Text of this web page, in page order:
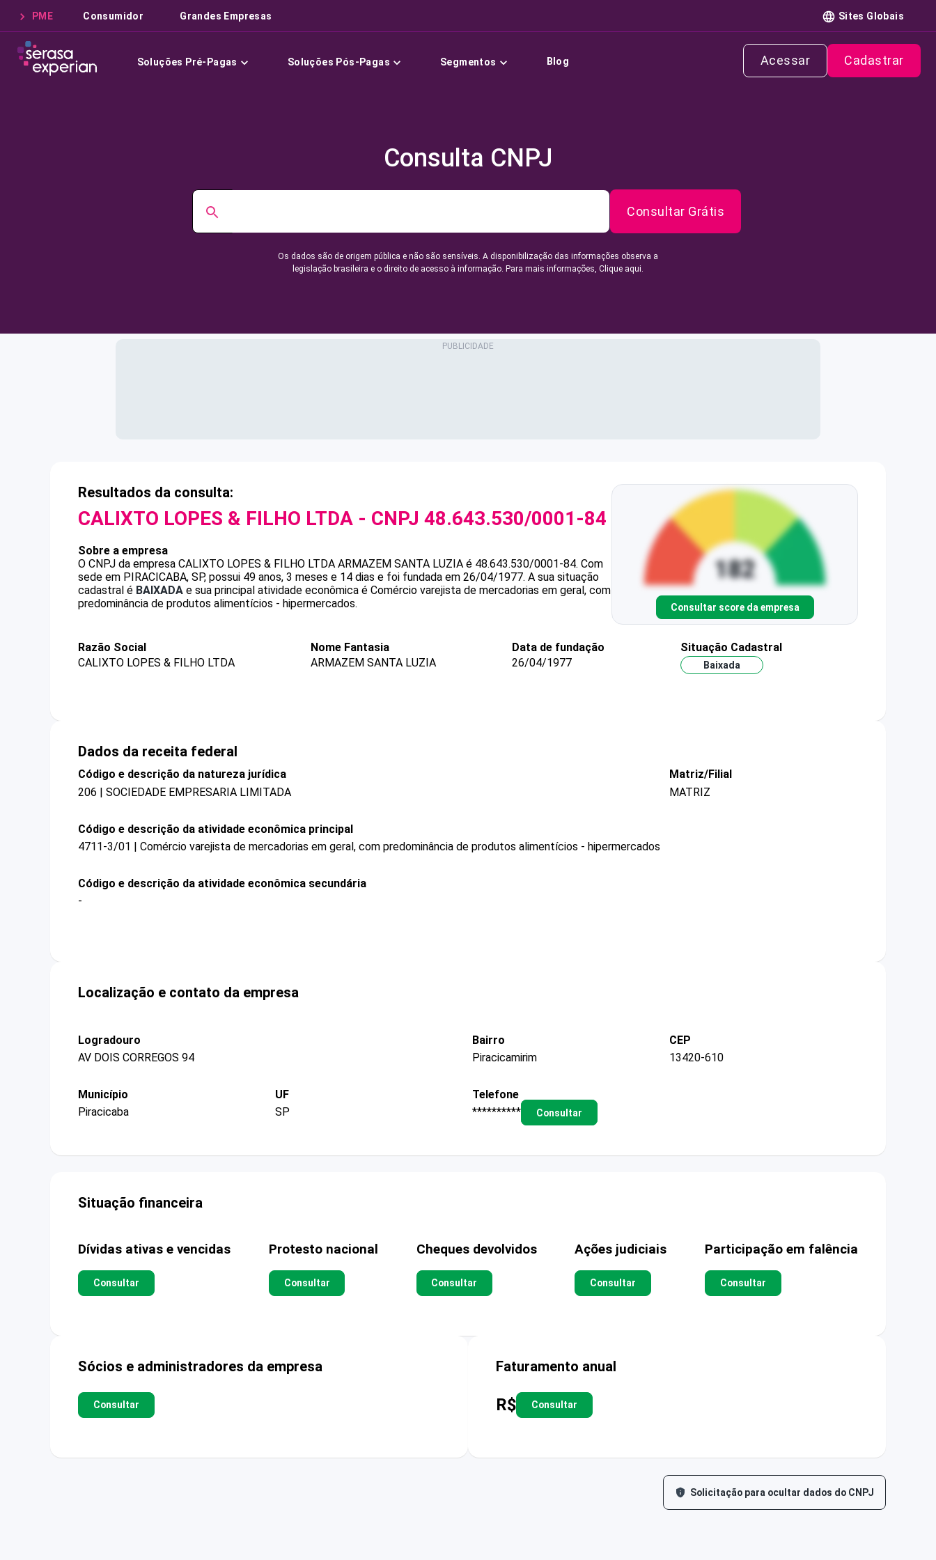
PME Consumidor Grandes Empresas Sites Globais
Soluções Pré-Pagas Soluções Pós-Pagas Segmentos Blog Acessar Cadastrar
Consulta CNPJ
Consultar Grátis
Os dados são de origem pública e não são sensíveis. A disponibilização das informações observa a
legislação brasileira e o direito de acesso à informação. Para mais informações, Clique aqui.
Resultados da consulta:
CALIXTO LOPES & FILHO LTDA - CNPJ 48.643.530/0001-84
Sobre a empresa
O CNPJ da empresa CALIXTO LOPES & FILHO LTDA ARMAZEM SANTA LUZIA é 48.643.530/0001-84. Com
sede em PIRACICABA, SP, possui 49 anos, 3 meses e 14 dias e foi fundada em 26/04/1977. A sua situação
cadastral é BAIXADA e sua principal atividade econômica é Comércio varejista de mercadorias em geral, com
predominância de produtos alimentícios - hipermercados.
Consultar score da empresa
Razão Social
CALIXTO LOPES & FILHO LTDA
Nome Fantasia
ARMAZEM SANTA LUZIA
Data de fundação
26/04/1977
Situação Cadastral
Baixada
Dados da receita federal
Código e descrição da natureza jurídica
206 | SOCIEDADE EMPRESARIA LIMITADA
Matriz/Filial
MATRIZ
Código e descrição da atividade econômica principal
4711-3/01 | Comércio varejista de mercadorias em geral, com predominância de produtos alimentícios - hipermercados
Código e descrição da atividade econômica secundária
-
Localização e contato da empresa
Logradouro
AV DOIS CORREGOS 94
Bairro
Piracicamirim
CEP
13420-610
Município
Piracicaba
UF
SP
Telefone
**********
Consultar
Situação financeira
Dívidas ativas e vencidas
Consultar
Protesto nacional
Consultar
Cheques devolvidos
Consultar
Ações judiciais
Consultar
Participação em falência
Consultar
Sócios e administradores da empresa
Consultar
Faturamento anual
R$ Consultar
Solicitação para ocultar dados do CNPJ